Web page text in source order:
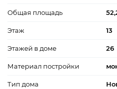
Общая площадь
Этаж 13
Этажей в доме 26
Материал постройки
Тип дома